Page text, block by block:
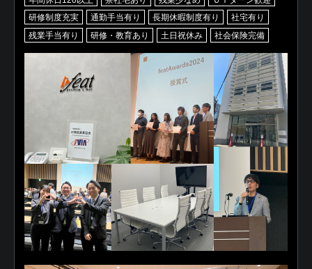
研修制度充実
通勤手当有り 長期休暇制度有り
社宅有り
残業手当有り
研修・教育あり 土日祝休み 社会保険完備